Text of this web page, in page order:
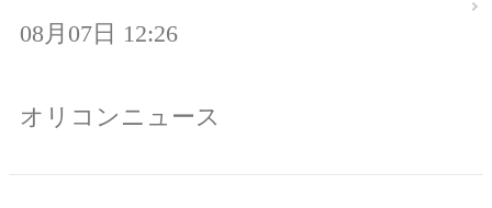
08月07日 12:26
オリコンニュース